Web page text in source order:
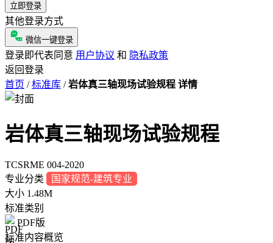
立即登录
其他登录方式
微信一键登录
登录即代表同意 用户协议 和 隐私政策
返回登录
首页 / 标准库 / 岩体真三轴现场试验规程 详情
岩体真三轴现场试验规程
TCSRME 004-2020
专业分类
国家规范-建筑专业
大小 1.48M
标准类别
PDF版
标准内容概览